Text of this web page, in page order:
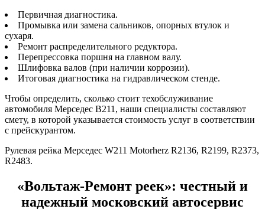
Первичная диагностика.
Промывка или замена сальников, опорных втулок и
сухаря.
Ремонт распределительного редуктора.
Перепрессовка поршня на главном валу.
Шлифовка валов (при наличии коррозии).
Итоговая диагностика на гидравлическом стенде.
Чтобы определить, сколько стоит техобслуживание
автомобиля Мерседес В211, наши специалисты составляют
смету, в которой указывается стоимость услуг в соответствии
с прейскурантом.
Рулевая рейка Мерседес W211 Motorherz R2136, R2199, R2373,
R2483.
«Вольтаж-Ремонт реек»: честный и
надежный московский автосервис